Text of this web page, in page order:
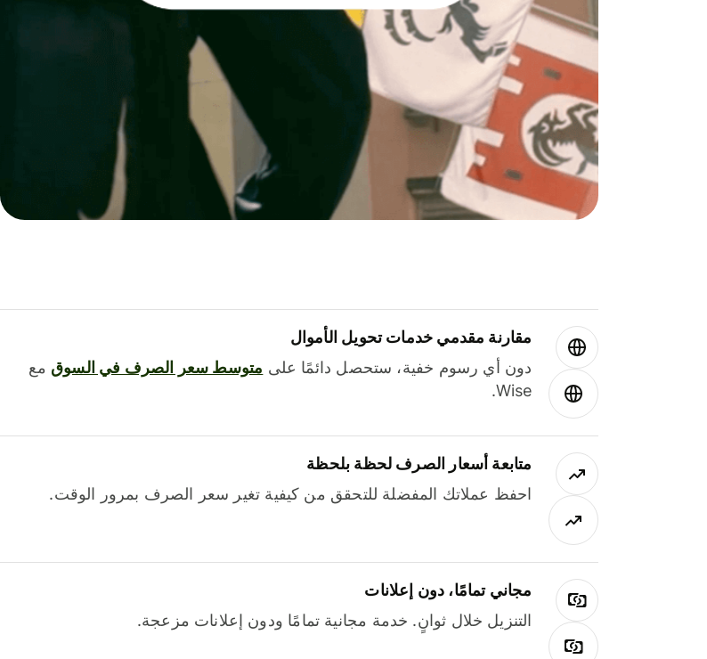
مقارنة مقدمي خدمات تحويل الأموال
دون أي رسوم خفية، ستحصل دائمًا على متوسط ​​سعر الصرف في السوق مع
Wise.
متابعة أسعار الصرف لحظة بلحظة
احفظ عملاتك المفضلة للتحقق من كيفية تغير سعر الصرف بمرور الوقت.
مجاني تمامًا، دون إعلانات
التنزيل خلال ثوانٍ. خدمة مجانية تمامًا ودون إعلانات مزعجة.